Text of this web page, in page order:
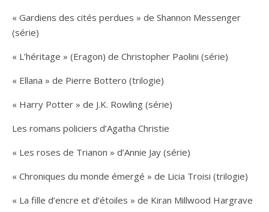
« Gardiens des cités perdues » de Shannon Messenger
(série)
« L’héritage » (Eragon) de Christopher Paolini (série)
« Ellana » de Pierre Bottero (trilogie)
« Harry Potter » de J.K. Rowling (série)
Les romans policiers d’Agatha Christie
« Les roses de Trianon » d’Annie Jay (série)
« Chroniques du monde émergé » de Licia Troisi (trilogie)
« La fille d’encre et d’étoiles » de Kiran Millwood Hargrave